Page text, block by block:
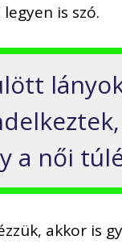
is szó.
a női
akkor is